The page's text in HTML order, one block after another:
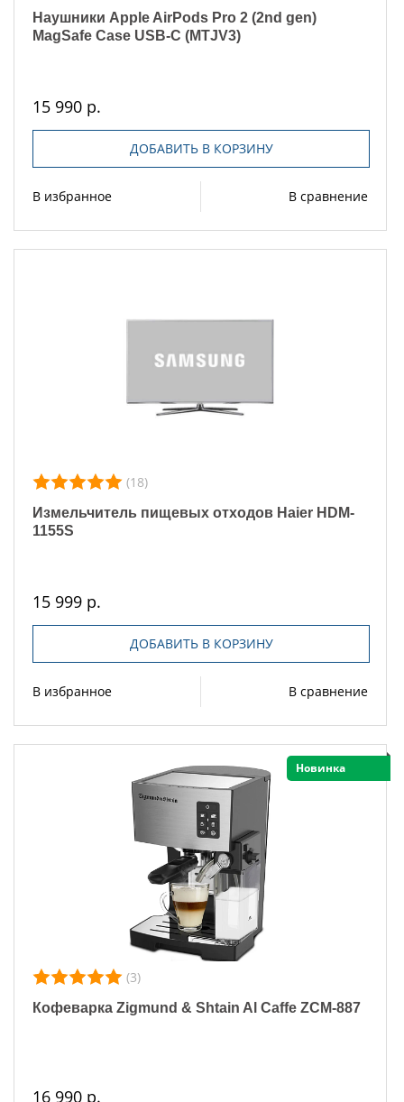
Наушники Apple AirPods Pro 2 (2nd gen)
MagSafe Case USB-C (MTJV3)
15 990 р.
ДОБАВИТЬ В КОРЗИНУ
В избранное В сравнение
(18)
Измельчитель пищевых отходов Haier HDM-
1155S
15 999 р.
ДОБАВИТЬ В КОРЗИНУ
В избранное В сравнение
Новинка
(3)
Кофеварка Zigmund & Shtain Al Caffe ZCM-887
16 990 р.